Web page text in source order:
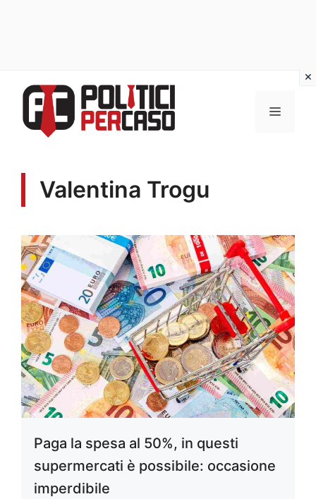
contenuto
MENU
Valentina Trogu
Paga la spesa al 50%, in questi
supermercati è possibile: occasione
imperdibile